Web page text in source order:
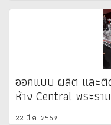
ออกแบบ ผลิต และติ
ห้าง Central พระรา
22 มี.ค. 2569